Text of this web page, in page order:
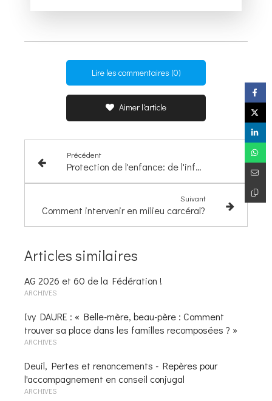
Lire les commentaires (0)
Aimer l'article
Précédent
Protection de l'enfance: de l'information préoccupante au signalement
Suivant
Comment intervenir en milieu carcéral?
Articles similaires
AG 2026 et 60 de la Fédération !
ARCHIVES
Ivy DAURE : « Belle-mère, beau-père : Comment
trouver sa place dans les familles recomposées ? »
ARCHIVES
Deuil, Pertes et renoncements - Repères pour
l'accompagnement en conseil conjugal
ARCHIVES